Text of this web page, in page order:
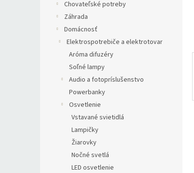
Chovateľské potreby
Záhrada
Domácnosť
Elektrospotrebiče a elektrotovar
Aróma difuzéry
Soľné lampy
Audio a fotopríslušenstvo
Powerbanky
Osvetlenie
Vstavané svietidlá
Lampičky
Žiarovky
Nočné svetlá
LED osvetlenie